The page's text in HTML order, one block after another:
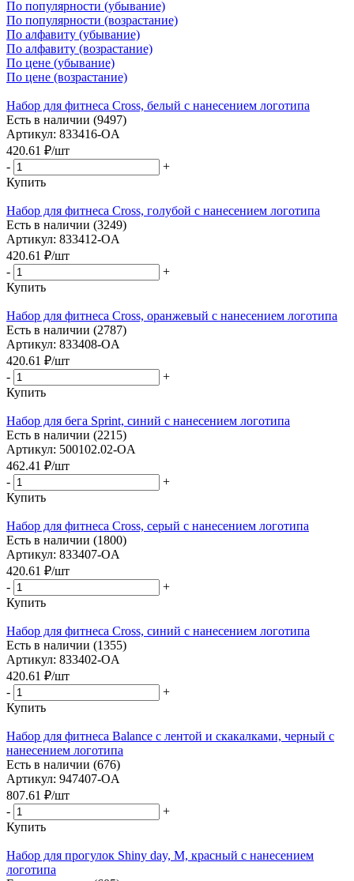
По популярности (убывание)
По популярности (возрастание)
По алфавиту (убывание)
По алфавиту (возрастание)
По цене (убывание)
По цене (возрастание)
Набор для фитнеса Cross, белый с нанесением логотипа
Есть в наличии (9497)
Артикул: 833416-OA
420.61 ₽/шт
-
+
Купить
Набор для фитнеса Cross, голубой с нанесением логотипа
Есть в наличии (3249)
Артикул: 833412-OA
420.61 ₽/шт
-
+
Купить
Набор для фитнеса Cross, оранжевый с нанесением логотипа
Есть в наличии (2787)
Артикул: 833408-OA
420.61 ₽/шт
-
+
Купить
Набор для бега Sprint, синий с нанесением логотипа
Есть в наличии (2215)
Артикул: 500102.02-OA
462.41 ₽/шт
-
+
Купить
Набор для фитнеса Cross, серый с нанесением логотипа
Есть в наличии (1800)
Артикул: 833407-OA
420.61 ₽/шт
-
+
Купить
Набор для фитнеса Cross, синий с нанесением логотипа
Есть в наличии (1355)
Артикул: 833402-OA
420.61 ₽/шт
-
+
Купить
Набор для фитнеса Balance с лентой и скакалками, черный с
нанесением логотипа
Есть в наличии (676)
Артикул: 947407-OA
807.61 ₽/шт
-
+
Купить
Набор для прогулок Shiny day, M, красный с нанесением
логотипа